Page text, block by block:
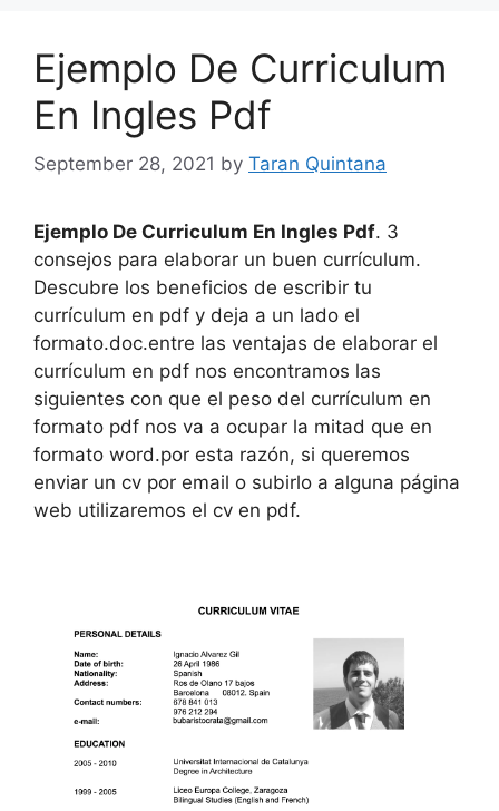
Ejemplo De Curriculum
En Ingles Pdf
September 28, 2021 by Taran Quintana
Ejemplo De Curriculum En Ingles Pdf. 3
consejos para elaborar un buen currículum.
Descubre los beneficios de escribir tu
currículum en pdf y deja a un lado el
formato.doc.entre las ventajas de elaborar el
currículum en pdf nos encontramos las
siguientes con que el peso del currículum en
formato pdf nos va a ocupar la mitad que en
formato word.por esta razón, si queremos
enviar un cv por email o subirlo a alguna página
web utilizaremos el cv en pdf.